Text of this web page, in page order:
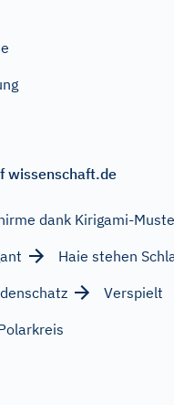
wissenschaft.de
dank Kirigami-
Haie stehen
Verspielt